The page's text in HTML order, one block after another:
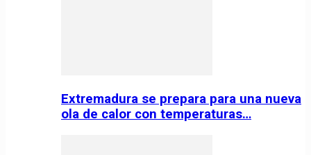
Extremadura se prepara para una nueva
ola de calor con temperaturas…